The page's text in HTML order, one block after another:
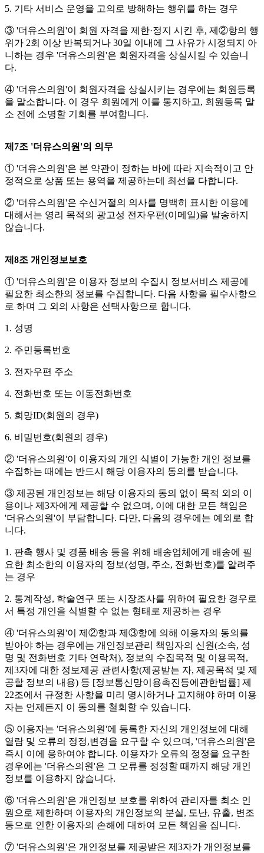
5. 기타 서비스 운영을 고의로 방해하는 행위를 하는 경우
③ '더유스의원'이 회원 자격을 제한·정지 시킨 후, 제②항의 행
위가 2회 이상 반복되거나 30일 이내에 그 사유가 시정되지 아
니하는 경우 '더유스의원'은 회원자격을 상실시킬 수 있습니
다.
④ '더유스의원'이 회원자격을 상실시키는 경우에는 회원등록
을 말소합니다. 이 경우 회원에게 이를 통지하고, 회원등록 말
소 전에 소명할 기회를 부여합니다.
제7조 '더유스의원'의 의무
① '더유스의원'은 본 약관이 정하는 바에 따라 지속적이고 안
정적으로 상품 또는 용역을 제공하는데 최선을 다합니다.
② '더유스의원'은 수신거절의 의사를 명백히 표시한 이용에
대해서는 영리 목적의 광고성 전자우편(이메일)을 발송하지
않습니다.
제8조 개인정보보호
① '더유스의원'은 이용자 정보의 수집시 정보서비스 제공에
필요한 최소한의 정보를 수집합니다. 다음 사항을 필수사항으
로 하며 그 외의 사항은 선택사항으로 합니다.
1. 성명
2. 주민등록번호
3. 전자우편 주소
4. 전화번호 또는 이동전화번호
5. 희망ID(회원의 경우)
6. 비밀번호(회원의 경우)
② '더유스의원'이 이용자의 개인 식별이 가능한 개인 정보를
수집하는 때에는 반드시 해당 이용자의 동의를 받습니다.
③ 제공된 개인정보는 해당 이용자의 동의 없이 목적 외의 이
용이나 제3자에게 제공할 수 없으며, 이에 대한 모든 책임은
'더유스의원'이 부담합니다. 다만, 다음의 경우에는 예외로 합
니다.
1. 판촉 행사 및 경품 배송 등을 위해 배송업체에게 배송에 필
요한 최소한의 이용자의 정보(성명, 주소, 전화번호)를 알려주
는 경우
2. 통계작성, 학술연구 또는 시장조사를 위하여 필요한 경우로
서 특정 개인을 식별할 수 없는 형태로 제공하는 경우
④ '더유스의원'이 제②항과 제③항에 의해 이용자의 동의를
받아야 하는 경우에는 개인정보관리 책임자의 신원(소속, 성
명 및 전화번호 기타 연락처), 정보의 수집목적 및 이용목적,
제3자에 대한 정보제공 관련사항(제공받는 자, 제공목적 및 제
공할 정보의 내용) 등 [정보통신망이용촉진등에관한법률] 제
22조에서 규정한 사항을 미리 명시하거나 고지해야 하며 이용
자는 언제든지 이 동의를 철회할 수 있습니다.
⑤ 이용자는 '더유스의원'에 등록한 자신의 개인정보에 대해
열람 및 오류의 정정,변경을 요구할 수 있으며, '더유스의원'은
즉시 이에 응하여야 합니다. 이용자가 오류의 정정을 요구한
경우에는 '더유스의원'은 그 오류를 정정할 때까지 해당 개인
정보를 이용하지 않습니다.
⑥ '더유스의원'은 개인정보 보호를 위하여 관리자를 최소 인
원으로 제한하며 이용자의 개인정보의 분실, 도난, 유출, 변조
등으로 인한 이용자의 손해에 대하여 모든 책임을 집니다.
⑦ '더유스의원'은 개인정보를 제공받은 제3자가 개인정보를